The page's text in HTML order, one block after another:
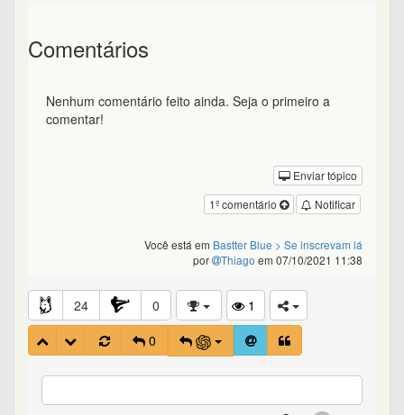
Comentários
Nenhum comentário feito ainda. Seja o primeiro a
comentar!
Enviar tópico
Notificar
1º comentário
Você está em Bastter Blue > Se inscrevam lá
por
Thiago em 07/10/2021 11:38
24 0
1
0